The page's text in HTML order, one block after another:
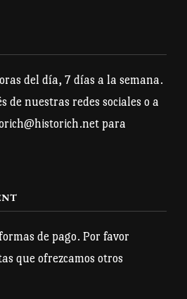
producto
del día, 7 días a la semana.
de nuestras redes sociales o a
para
de pago. Por favor
que ofrezcamos otros